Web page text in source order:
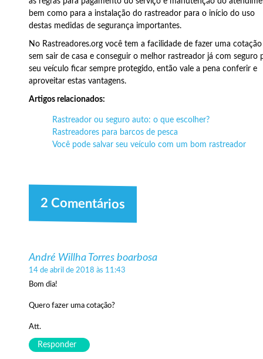
bem como para a instalação do rastreador para o início do uso
destas medidas de segurança importantes.
No Rastreadores.org você tem a facilidade de fazer uma cotação
sem sair de casa e conseguir o melhor rastreador já com seguro
seu veículo ficar sempre protegido, então vale a pena conferir e
aproveitar estas vantagens.
Artigos relacionados:
Rastreador ou seguro auto: o que escolher?
Rastreadores para barcos de pesca
Você pode salvar seu veículo com um bom rastreador
2 Comentários
André Willha Torres boarbosa
14 de abril de 2018 às 11:43
Bom dia!
Quero fazer uma cotação?
Att.
Responder